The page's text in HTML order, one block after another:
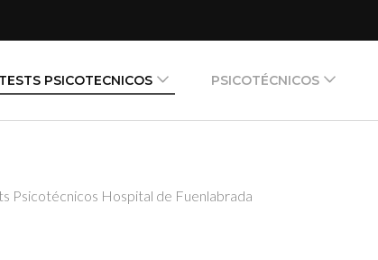
TESTS PSICOTECNICOS PSICOTÉCNICOS
Psicotécnicos Hospital de Fuenlabrada